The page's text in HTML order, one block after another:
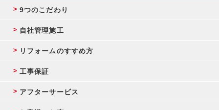
9つのこだわり
自社管理施工
リフォームのすすめ方
工事保証
アフターサービス